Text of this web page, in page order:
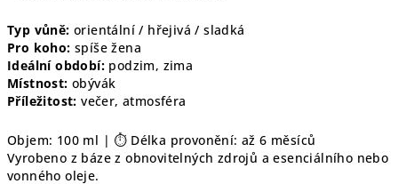
Typ vůně: orientální / hřejivá / sladká
Pro koho: spíše žena
Ideální období: podzim, zima
Místnost: obývák
Příležitost: večer, atmosféra
Objem: 100 ml | ⏱️ Délka provonění: až 6 měsíců
Vyrobeno z báze z obnovitelných zdrojů a esenciálního nebo
vonného oleje.